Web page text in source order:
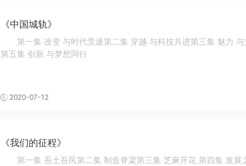
《中国城轨》
第一集 改变 与时代竞速第二集 穿越 与科技共进第三集 魅力
第五集 创新 与梦想同行
2020-07-12
《我们的征程》
第一集 吾土吾民第二集 制造脊梁第三集 芝麻开花 第四集 发展